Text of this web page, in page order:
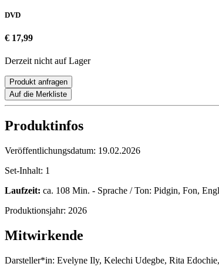
DVD
€ 17,99
Derzeit nicht auf Lager
Produkt anfragen
Auf die Merkliste
Produktinfos
Veröffentlichungsdatum: 19.02.2026
Set-Inhalt: 1
Laufzeit: ca. 108 Min. - Sprache / Ton: Pidgin, Fon,
Produktionsjahr: 2026
Mitwirkende
Darsteller*in: Evelyne Ily, Kelechi Udegbe, Rita